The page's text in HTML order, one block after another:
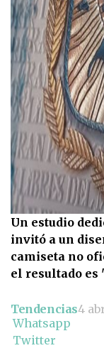
Un estudio
invitó a un
camiseta no
el resultado es
Tendencias4
Whatsapp
Twitter